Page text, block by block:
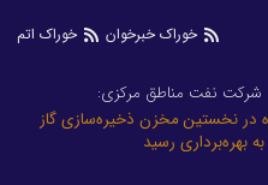
خوراک خبرخوان خوراک اتم
شرکت نفت مناطق مرکزی:
در نخستین مخزن ذخیره‌سازی گاز
به بهره‌برداری رسید